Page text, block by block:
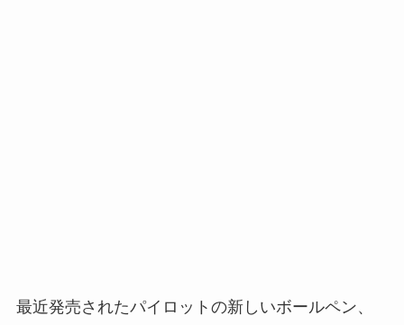
最近発売されたパイロットの新しいボールペン、